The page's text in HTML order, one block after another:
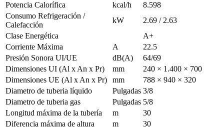
Potencia Calorífica
kcal/h
8.598
Consumo Refrigeración /
Calefacción
kW
2.69 / 2.63
Clase Energética
A+
Corriente Máxima
A
22.5
Presión Sonora UI/UE
dB(A)
64/69
Dimensiones UI (Al x An x Pr)
mm
240 × 1.400 × 700
Dimensiones UE (Al x An x Pr)
mm
788 × 940 × 320
Diametro de tuberia líquido
Pulgadas 3/8
Diametro de tuberia gas
Pulgadas 5/8
Longitud máxima de la tubería
m
30
Diferencia máxima de altura
m
30